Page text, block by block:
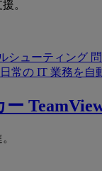
。
シューティング
日常の IT 業務を自
ー